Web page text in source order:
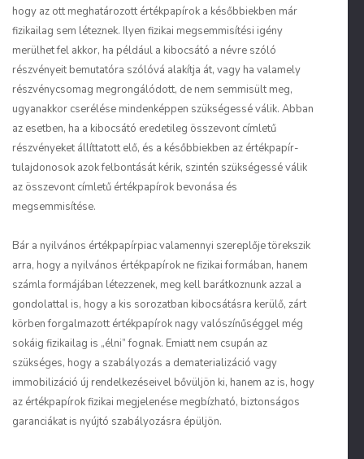
hogy az ott meghatározott értékpapírok a későbbiekben már
fizikailag sem léteznek. Ilyen fizikai megsemmisítési igény
merülhet fel akkor, ha például a kibocsátó a névre szóló
részvényeit bemutatóra szólóvá alakítja át, vagy ha valamely
részvénycsomag megrongálódott, de nem semmisült meg,
ugyanakkor cserélése mindenképpen szükségessé válik. Abban
az esetben, ha a kibocsátó eredetileg összevont címletű
részvényeket állíttatott elő, és a későbbiekben az értékpapír-
tulajdonosok azok felbontását kérik, szintén szükségessé válik
az összevont címletű értékpapírok bevonása és
megsemmisítése.
Bár a nyilvános értékpapírpiac valamennyi szereplője törekszik
arra, hogy a nyilvános értékpapírok ne fizikai formában, hanem
számla formájában létezzenek, meg kell barátkoznunk azzal a
gondolattal is, hogy a kis sorozatban kibocsátásra kerülő, zárt
körben forgalmazott értékpapírok nagy valószínűséggel még
sokáig fizikailag is „élni” fognak. Emiatt nem csupán az
szükséges, hogy a szabályozás a dematerializáció vagy
immobilizáció új rendelkezéseivel bővüljön ki, hanem az is, hogy
az értékpapírok fizikai megjelenése megbízható, biztonságos
garanciákat is nyújtó szabályozásra épüljön.